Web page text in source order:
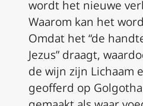
wordt het nieuwe
Waarom kan het
Omdat het “de
Jezus” draagt,
de wijn zijn Lichaam
geofferd op